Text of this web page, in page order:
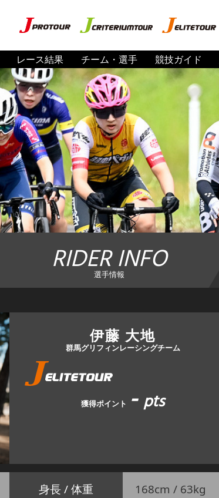
レース結果 チーム・選手 競技ガイド
RIDER INFO
選手情報
伊藤 大地
群馬グリフィンレーシングチーム
獲得ポイント -pts
身長 / 体重 168cm / 63kg